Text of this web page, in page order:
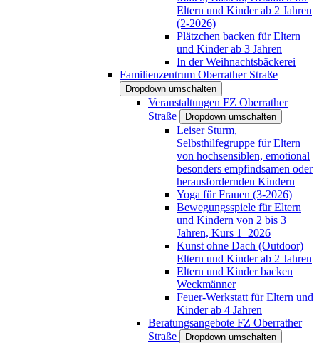
Eltern und Kinder ab 2 Jahren
(2-2026)
Plätzchen backen für Eltern
und Kinder ab 3 Jahren
In der Weihnachtsbäckerei
Familienzentrum Oberrather Straße
Dropdown umschalten
Veranstaltungen FZ Oberrather
Straße
Dropdown umschalten
Leiser Sturm,
Selbsthilfegruppe für Eltern
von hochsensiblen, emotional
besonders empfindsamen oder
herausfordernden Kindern
Yoga für Frauen (3-2026)
Bewegungsspiele für Eltern
und Kindern von 2 bis 3
Jahren, Kurs 1_2026
Kunst ohne Dach (Outdoor)
Eltern und Kinder ab 2 Jahren
Eltern und Kinder backen
Weckmänner
Feuer-Werkstatt für Eltern und
Kinder ab 4 Jahren
Beratungsangebote FZ Oberrather
Straße
Dropdown umschalten